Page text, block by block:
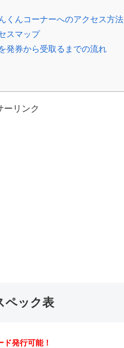
くんコーナーへのアクセス方法
スマップ
発券から受取るまでの流れ
ーリンク
ペック表
ド発行可能！